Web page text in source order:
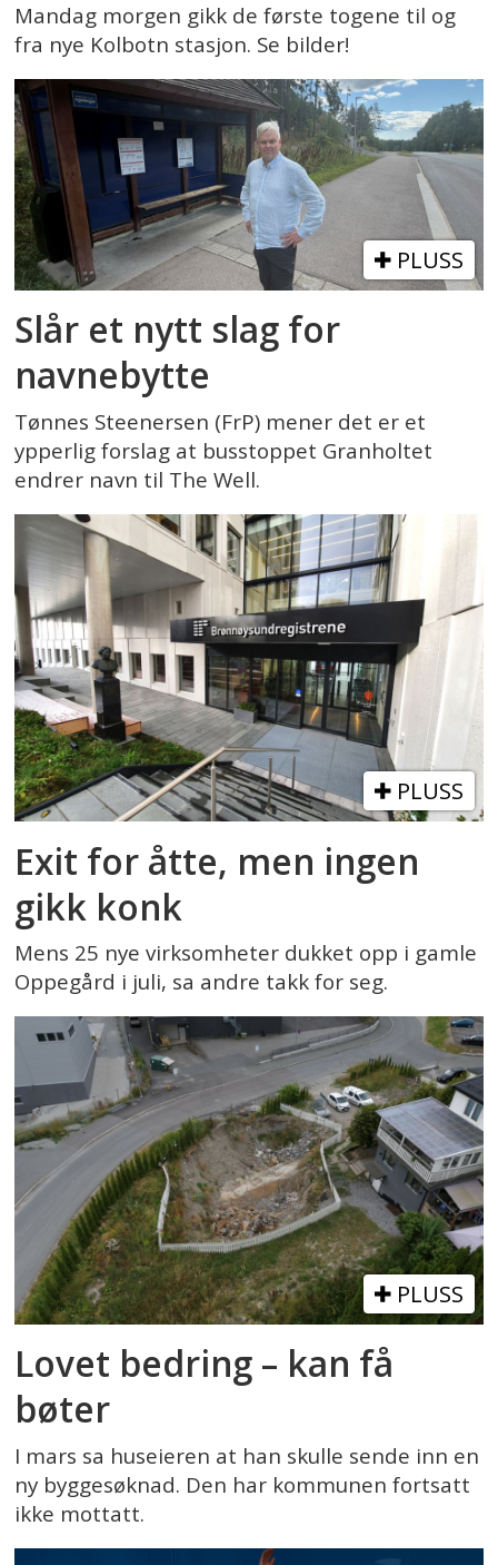
Mandag morgen gikk de første togene til og
fra nye Kolbotn stasjon. Se bilder!
PLUSS
Slår et nytt slag for
navnebytte
Tønnes Steenersen (FrP) mener det er et
ypperlig forslag at busstoppet Granholtet
endrer navn til The Well.
PLUSS
Exit for åtte, men ingen
gikk konk
Mens 25 nye virksomheter dukket opp i gamle
Oppegård i juli, sa andre takk for seg.
PLUSS
Lovet bedring – kan få
bøter
I mars sa huseieren at han skulle sende inn en
ny byggesøknad. Den har kommunen fortsatt
ikke mottatt.